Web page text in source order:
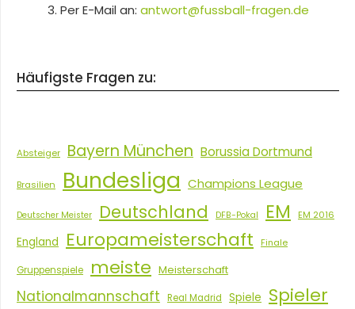
Per E-Mail an: antwort@fussball-fragen.de
Häufigste Fragen zu:
Absteiger Bayern München Borussia Dortmund
Brasilien Bundesliga Champions League
Deutscher Meister Deutschland DFB-Pokal EM EM 2016
England Europameisterschaft Finale
Gruppenspiele meiste Meisterschaft
Nationalmannschaft Real Madrid Spiele Spieler